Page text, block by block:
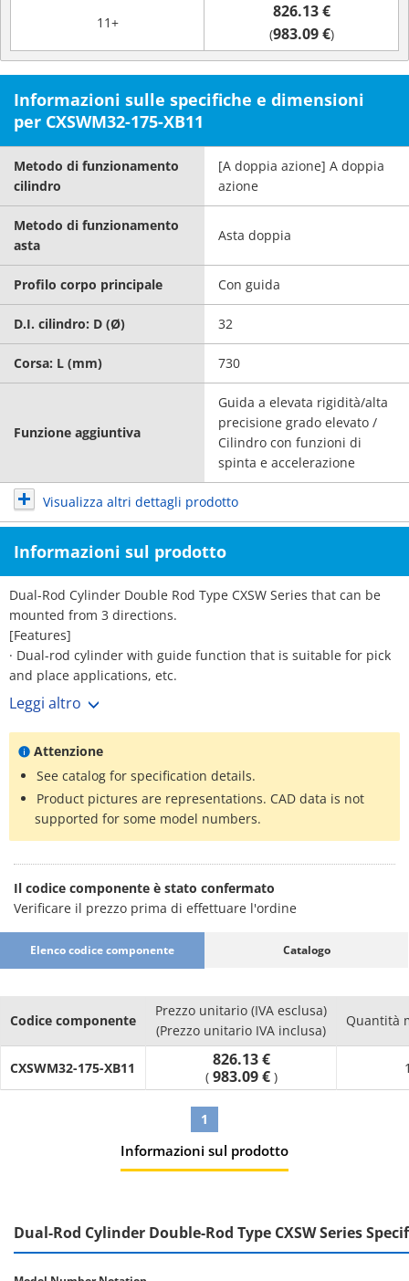
11+
826.13 €
(983.09 €)
Informazioni sulle specifiche e dimensioni
per CXSWM32-175-XB11
Metodo di funzionamento
cilindro
[A doppia azione] A doppia
azione
Metodo di funzionamento
asta
Asta doppia
Profilo corpo principale Con guida
D.I. cilindro: D (Ø) 32
Corsa: L (mm) 730
Funzione aggiuntiva
Guida a elevata rigidità/alta
precisione grado elevato /
Cilindro con funzioni di
spinta e accelerazione
Visualizza altri dettagli prodotto
Informazioni sul prodotto
Dual-Rod Cylinder Double Rod Type CXSW Series that can be
mounted from 3 directions.
[Features]
· Dual-rod cylinder with guide function that is suitable for pick
and place applications, etc.
· Auto switch can be installed from 3 directions.
· Unique air cushion mechanism with no cushion ring.
Leggi altro
Attenzione
See catalog for specification details.
Product pictures are representations. CAD data is not
supported for some model numbers.
Il codice componente è stato confermato
Verificare il prezzo prima di effettuare l'ordine
Elenco codice componente Catalogo
Codice componente
Prezzo unitario (IVA esclusa)
(Prezzo unitario IVA inclusa)
Quantità
CXSWM32-175-XB11 826.13 €
( 983.09 € )
1
Informazioni sul prodotto
Dual-Rod Cylinder Double-Rod Type CXSW Series